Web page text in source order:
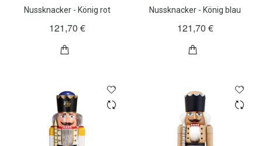
Nussknacker - König rot
121,70 €
Nussknacker - König blau
121,70 €